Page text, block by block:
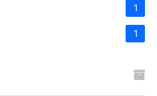
1
1